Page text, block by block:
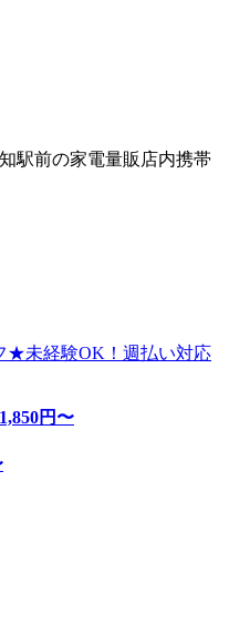
駅前の家電量販店内携帯
★未経験OK！週払い対応
1,850円〜